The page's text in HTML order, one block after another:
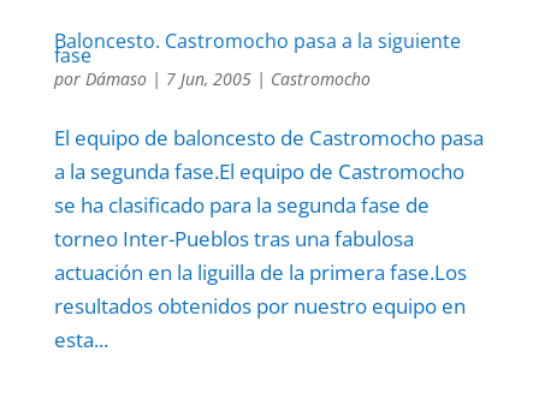
Baloncesto. Castromocho pasa a la siguiente
fase
por Dámaso| 7 Jun, 2005| Castromocho
El equipo de baloncesto de Castromocho pasa
a la segunda fase.El equipo de Castromocho
se ha clasificado para la segunda fase de
torneo Inter-Pueblos tras una fabulosa
actuación en la liguilla de la primera fase.Los
resultados obtenidos por nuestro equipo en
esta...